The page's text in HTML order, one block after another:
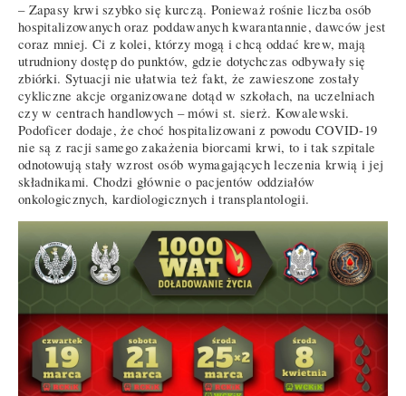
– Zapasy krwi szybko się kurczą. Ponieważ rośnie liczba osób
hospitalizowanych oraz poddawanych kwarantannie, dawców jest
coraz mniej. Ci z kolei, którzy mogą i chcą oddać krew, mają
utrudniony dostęp do punktów, gdzie dotychczas odbywały się
zbiórki. Sytuacji nie ułatwia też fakt, że zawieszone zostały
cykliczne akcje organizowane dotąd w szkołach, na uczelniach
czy w centrach handlowych – mówi st. sierż. Kowalewski.
Podoficer dodaje, że choć hospitalizowani z powodu COVID-19
nie są z racji samego zakażenia biorcami krwi, to i tak szpitale
odnotowują stały wzrost osób wymagających leczenia krwią i jej
składnikami. Chodzi głównie o pacjentów oddziałów
onkologicznych, kardiologicznych i transplantologii.